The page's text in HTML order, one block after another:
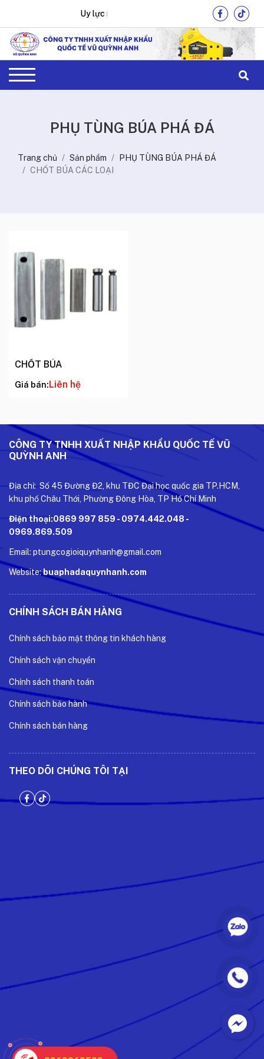
Uy lực mạnh mẽ, hiệu quả tối ưu !
PHỤ TÙNG BÚA PHÁ ĐÁ
Trang chủ Sản phẩm
PHỤ TÙNG BÚA PHÁ ĐÁ
CHỐT BÚA CÁC LOẠI
CHỐT BÚA
Giá bán: Liên hệ
CÔNG TY TNHH XUẤT NHẬP KHẨU QUỐC TẾ VŨ
QUỲNH ANH
Địa chỉ: Số 45 Đường Đ2, khu TĐC Đại học quốc gia TP.HCM,
khu phố Châu Thới, Phường Đông Hòa, TP Hồ Chí Minh
Điện thoại:0869 997 859 - 0974.442.048 -
0969.869.509
Email: ptungcogioiquynhanh@gmail.com
Website:buaphadaquynhanh.com
CHÍNH SÁCH BÁN HÀNG
Chính sách bảo mật thông tin khách hàng
Chính sách vận chuyển
Chính sách thanh toán
Chính sách bảo hành
Chính sách bán hàng
THEO DÕI CHÚNG TÔI TẠI